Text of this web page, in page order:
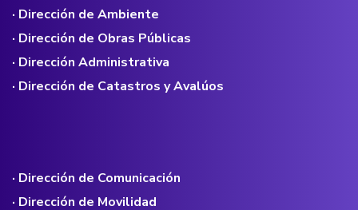
· Dirección de Ambiente
· Dirección de Obras Públicas
· Dirección Administrativa
· Dirección de Catastros y Avalúos
· Dirección de Comunicación
· Dirección de Movilidad